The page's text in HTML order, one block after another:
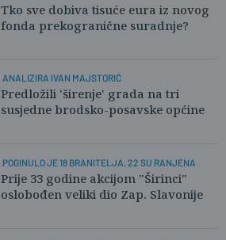
Tko sve dobiva tisuće eura iz novog
fonda prekogranične suradnje?
ANALIZIRA IVAN MAJSTORIĆ
Predložili 'širenje' grada na tri
susjedne brodsko-posavske općine
POGINULO JE 18 BRANITELJA, 22 SU RANJENA
Prije 33 godine akcijom "Širinci"
oslobođen veliki dio Zap. Slavonije